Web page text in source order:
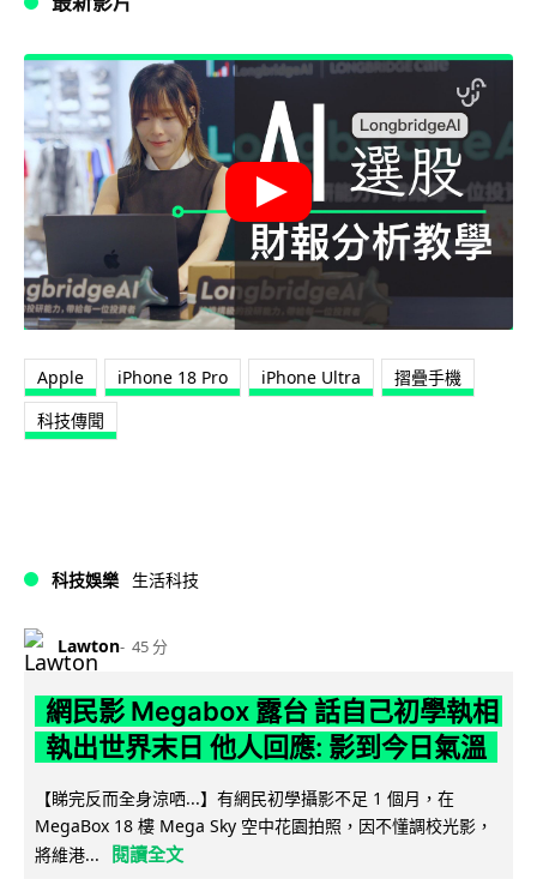
Apple iPhone 18 Pro iPhone Ultra
摺疊手機
科技傳聞
科技娛樂 生活科技
Lawton 45 分
網民影 Megabox 露台 話自己初學執相
執出世界末日 他人回應: 影到今日氣溫
【睇完反而全身涼哂...】有網民初學攝影不足 1 個月，在
MegaBox 18 樓 Mega Sky 空中花園拍照，因不懂調校光影，
將維港...
閱讀全文